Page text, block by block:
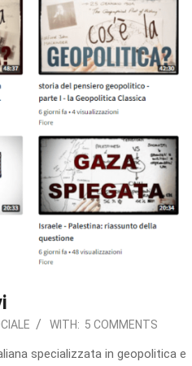
WITH: 5 COMMENTS
specializzata in geopolitica e